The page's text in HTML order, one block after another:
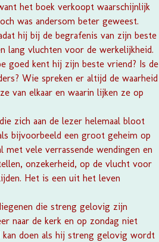
het boek verkoopt waarschijnlijk
was andersom beter geweest.
hij bij de begrafenis van zijn beste
lang vluchten voor de werkelijkheid.
goed kent hij zijn beste vriend? Is de
Wie spreken er altijd de waarheid
van elkaar en waarin lijken ze op
zich aan de lezer helemaal bloot
bijvoorbeeld een groot geheim op
vele verrassende wendingen en
onzekerheid, op de vlucht voor
Het is een uit het leven
die streng gelovig zijn
naar de kerk en op zondag niet
doen als hij streng gelovig wordt